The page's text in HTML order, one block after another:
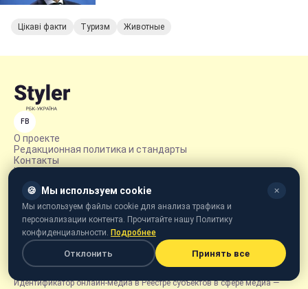
Цікаві факти Туризм Животные
FB
О проекте
Редакционная политика и стандарты
Контакты
Команда
Реклама
Правила пользования
Правовая информация
Политика конфиденциальности
© 2026 LLC «UBT MEDIA»
Идентификатор онлайн-медиа в Реестре субъектов в сфере медиа —
🍪 Мы используем cookie ✕
Мы используем файлы cookie для анализа трафика и
персонализации контента. Прочитайте нашу Политику
конфиденциальности. Подробнее
Отклонить Принять все